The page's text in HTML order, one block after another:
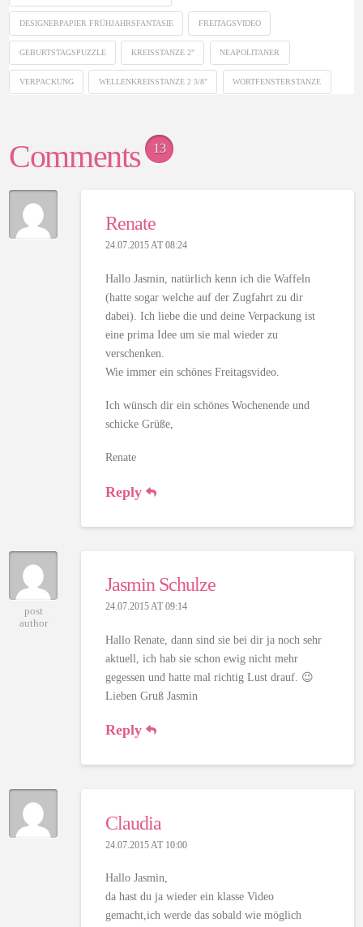
DESIGNERPAPIER FRÜHJAHRSFANTASIE FREITAGSVIDEO
GEBURTSTAGSPUZZLE KREISSTANZE 2" NEAPOLITANER
VERPACKUNG WELLENKREISSTANZE 2 3/8" WORTFENSTERSTANZE
Comments 13
Renate
24.07.2015 AT 08:24
Hallo Jasmin, natürlich kenn ich die Waffeln
(hatte sogar welche auf der Zugfahrt zu dir
dabei). Ich liebe die und deine Verpackung ist
eine prima Idee um sie mal wieder zu
verschenken.
Wie immer ein schönes Freitagsvideo.
Ich wünsch dir ein schönes Wochenende und
schicke Grüße,
Renate
Reply
post
author
Jasmin Schulze
24.07.2015 AT 09:14
Hallo Renate, dann sind sie bei dir ja noch sehr
aktuell, ich hab sie schon ewig nicht mehr
gegessen und hatte mal richtig Lust drauf. 😉
Lieben Gruß Jasmin
Reply
Claudia
24.07.2015 AT 10:00
Hallo Jasmin,
da hast du ja wieder ein klasse Video
gemacht,ich werde das sobald wie möglich